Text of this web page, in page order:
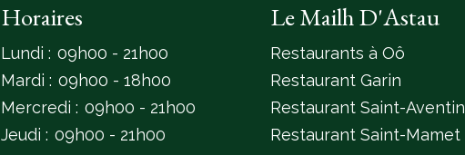
Horaires
Lundi : 09h00 - 21h00
Mardi : 09h00 - 18h00
Mercredi : 09h00 - 21h00
Jeudi : 09h00 - 21h00
Le Mailh D'Astau
Restaurants à Oô
Restaurant Garin
Restaurant Saint-Aventin
Restaurant Saint-Mamet